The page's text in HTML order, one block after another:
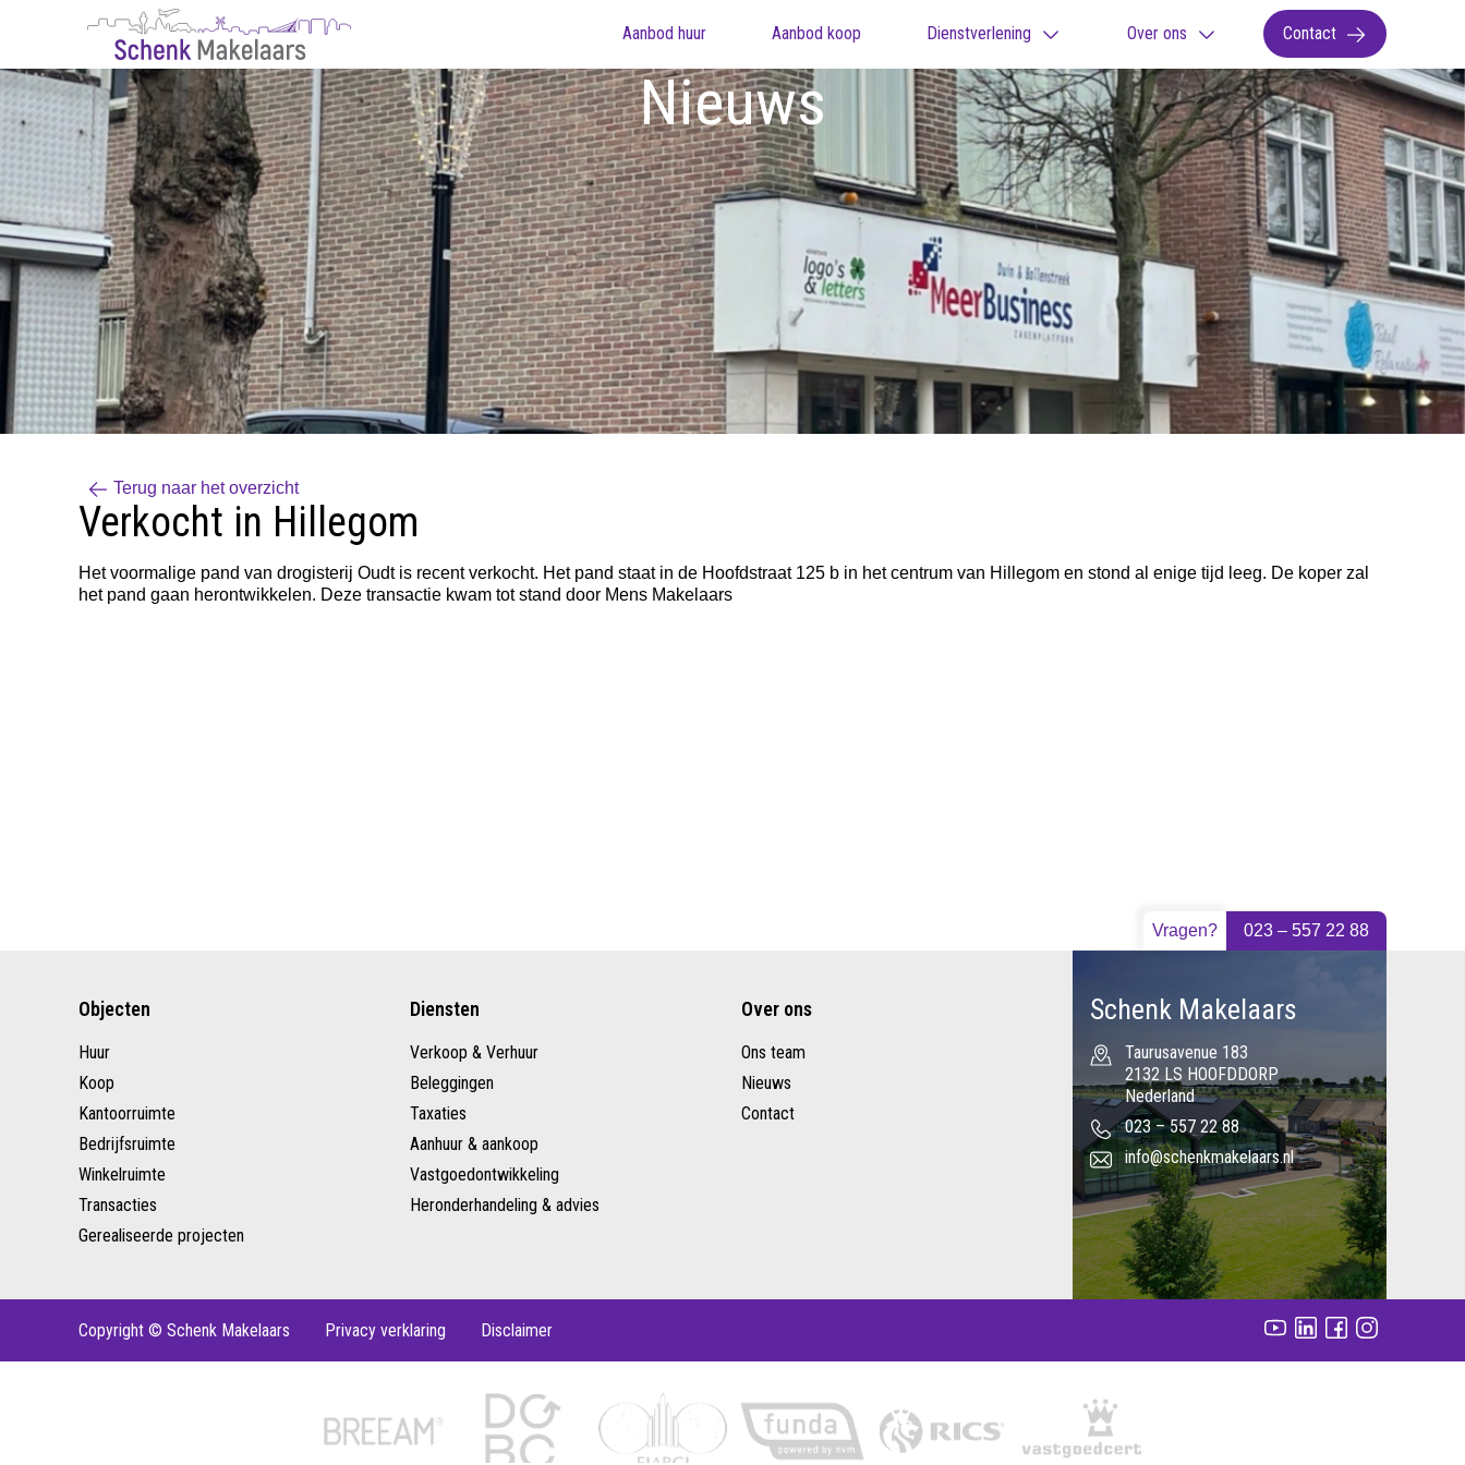
Aanbod huur Aanbod koop Dienstverlening Over ons Contact
Nieuws
Terug naar het overzicht
Verkocht in Hillegom
Het voormalige pand van drogisterij Oudt is recent verkocht. Het pand staat in de Hoofdstraat 125 b in het centrum van Hillegom en stond al enige tijd leeg. De koper zal
het pand gaan herontwikkelen. Deze transactie kwam tot stand door Mens Makelaars
Vragen? 023 – 557 22 88
Objecten
Huur
Koop
Kantoorruimte
Bedrijfsruimte
Winkelruimte
Transacties
Gerealiseerde projecten
Diensten
Verkoop & Verhuur
Beleggingen
Taxaties
Aanhuur & aankoop
Vastgoedontwikkeling
Heronderhandeling & advies
Over ons
Ons team
Nieuws
Contact
Schenk Makelaars
Taurusavenue 183
2132 LS HOOFDDORP
Nederland
023 – 557 22 88
info@schenkmakelaars.nl
Copyright © Schenk Makelaars Privacy verklaring Disclaimer